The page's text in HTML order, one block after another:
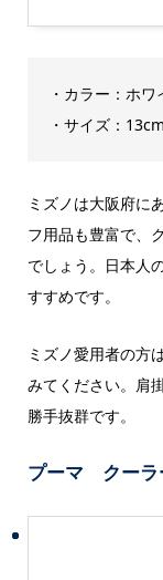
・カラー：ホワ
・サイズ：
ミズノは大阪府に
フ用品も豊富で、
でしょう。日本人
すすめです。
ミズノ愛用者の方
みてください。肩
勝手抜群です。
プーマ クーラ